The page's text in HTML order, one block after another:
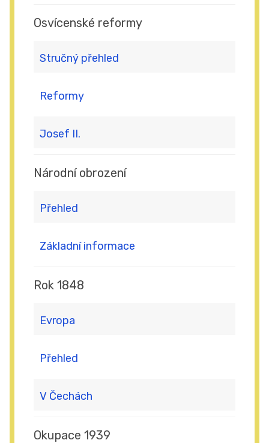
Osvícenské reformy
Stručný přehled
Reformy
Josef II.
Národní obrození
Přehled
Základní informace
Rok 1848
Evropa
Přehled
V Čechách
Okupace 1939